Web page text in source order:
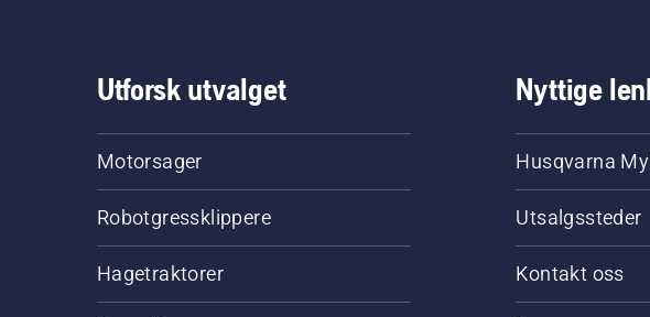
Utforsk utvalget
Motorsager
Robotgressklippere
Hagetraktorer
Nyttige
Husqvarna
Utsalgssteder
Kontakt oss